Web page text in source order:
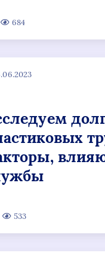
684
533